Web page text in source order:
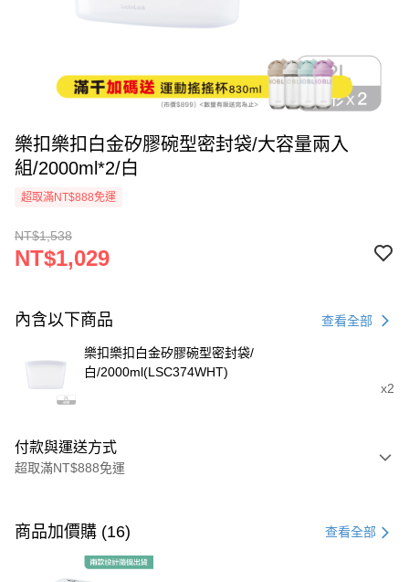
樂扣樂扣白金矽膠碗型密封袋/大容量兩入
組/2000ml*2/白
超取滿NT$888免運
NT$1,538
NT$1,029
內含以下商品 查看全部
樂扣樂扣白金矽膠碗型密封袋/
白/2000ml(LSC374WHT)
x2
付款與運送方式
超取滿NT$888免運
信用卡一次付款
商品加價購 (16) 查看全部